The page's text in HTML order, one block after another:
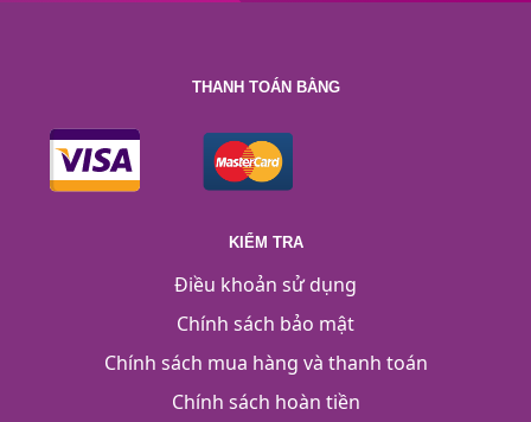
THANH TOÁN BẰNG
KIỂM TRA
Điều khoản sử dụng
Chính sách bảo mật
Chính sách mua hàng và thanh toán
Chính sách hoàn tiền